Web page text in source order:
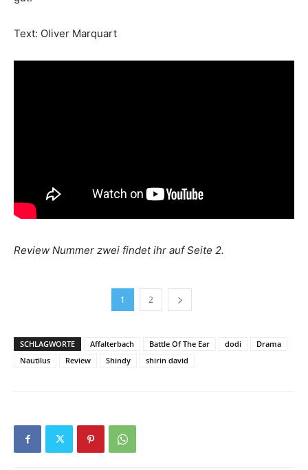
Text: Oliver Marquart
Review Nummer zwei findet ihr auf Seite 2.
1 2
SCHLAGWORTE Affalterbach Battle Of The Ear dodi
Drama
Nautilus
Review Shindy shirin david